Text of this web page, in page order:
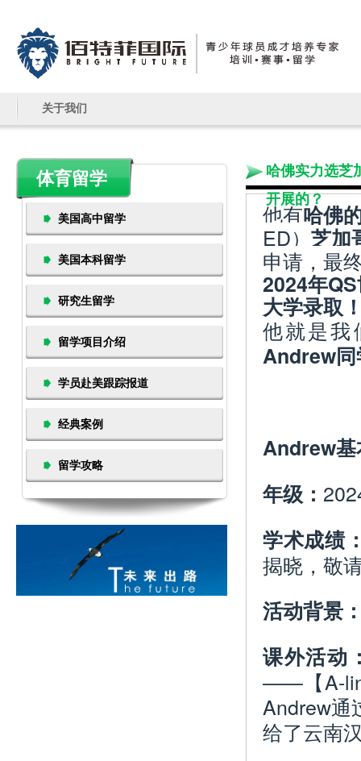
关于我们
体育留学
美国高中留学
美国本科留学
研究生留学
留学项目介绍
学员赴美跟踪报道
经典案例
留学攻略
哈佛实力选芝
开展的？
他有哈佛
ED） 芝加
申请，最
2024年
大学录取
他就是
Andrew同
Andrew基
年级：
学术成绩
揭晓，敬
活动背景
课外活动
——【A-
Andrew通
给了云南